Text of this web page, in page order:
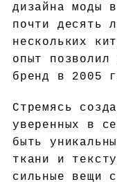
дизайна моды
почти десять
нескольких
опыт позволил
бренд в 2005
Стремясь
уверенных в
быть
ткани и
сильные вещи